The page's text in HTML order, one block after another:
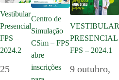
Vestibular
Presencial
FPS –
2024.2
25
Centro de
Simulação
CSim – FPS
abre
inscrições
VESTIBULAR
PRESENCIAL
FPS – 2024.1
9 outubro,